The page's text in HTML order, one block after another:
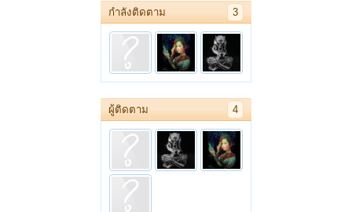
กำลังติดตาม 3
ผู้ติดตาม 4